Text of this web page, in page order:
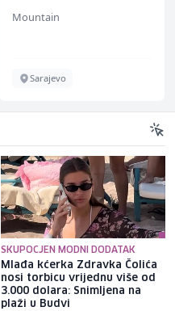
Mountain
Sarajevo
SKUPOCJEN MODNI DODATAK
Mlađa kćerka Zdravka Čolića
nosi torbicu vrijednu više od
3.000 dolara: Snimljena na
plaži u Budvi